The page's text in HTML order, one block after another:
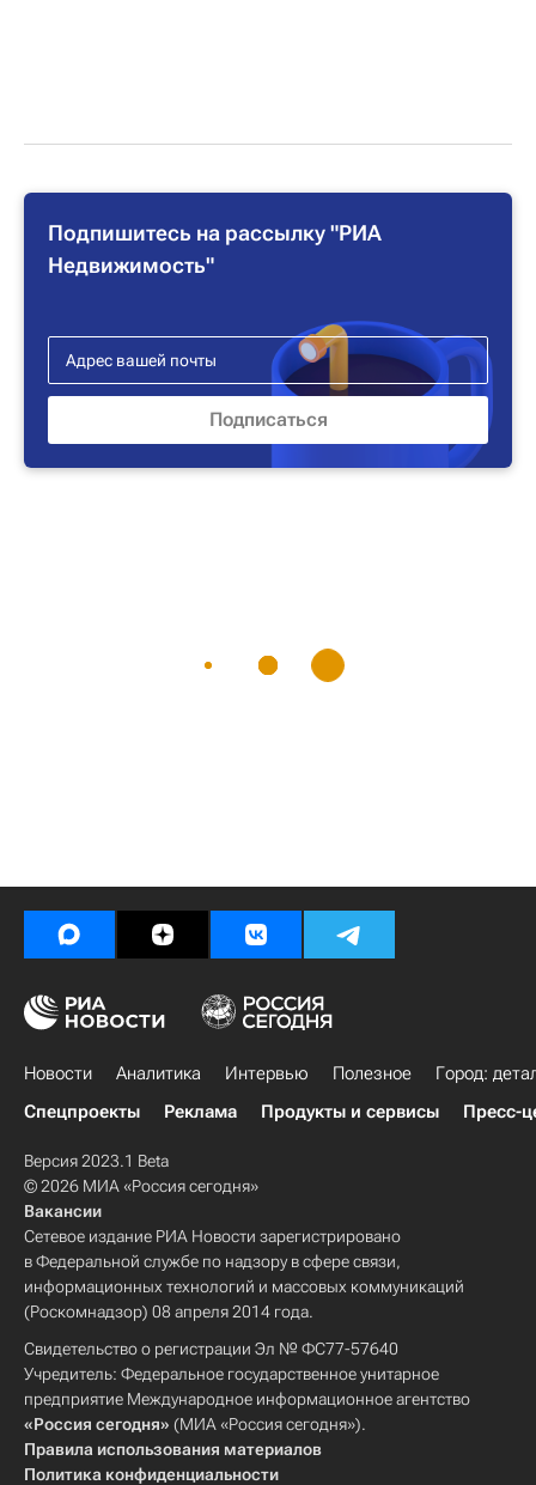
Подпишитесь на рассылку "РИА
Недвижимость"
Новости Аналитика Интервью Полезное
Город:
Спецпроекты
Реклама Продукты и сервисы Пресс-
Версия 2023.1 Beta
© 2026 МИА «Россия сегодня»
Вакансии
Сетевое издание РИА Новости зарегистрировано
в Федеральной службе по надзору в сфере связи,
информационных технологий и массовых коммуникаций
(Роскомнадзор) 08 апреля 2014 года.
Свидетельство о регистрации Эл № ФС77-57640
Учредитель: Федеральное государственное унитарное
предприятие Международное информационное агентство
«Россия сегодня» (МИА «Россия сегодня»).
Правила использования материалов
Политика конфиденциальности